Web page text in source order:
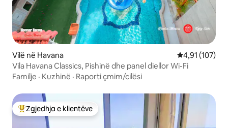
Vilë në Havana Vlerësimi
4,91 (107)
Vila Havana Classics, Pishinë dhe panel diellor Wi-Fi
Familje · Kuzhinë · Raporti çmim/cilësi
Më të mirat e zgjedhjeve të klientëve
Zgjedhja e klientëve